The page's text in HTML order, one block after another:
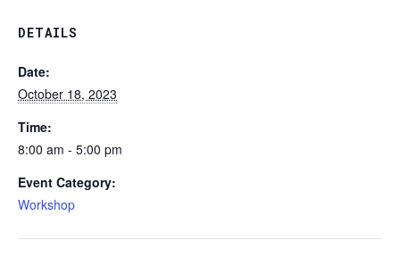
DETAILS
Date:
October 18, 2023
Time:
8:00 am - 5:00 pm
Event Category:
Workshop